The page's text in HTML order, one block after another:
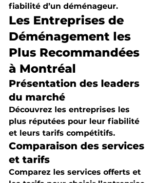
fiabilité d’un déménageur.
Les Entreprises de
Déménagement les
Plus Recommandées
à Montréal
Présentation des leaders
du marché
Découvrez les entreprises les
plus réputées pour leur fiabilité
et leurs tarifs compétitifs.
Comparaison des services
et tarifs
Comparez les services offerts et